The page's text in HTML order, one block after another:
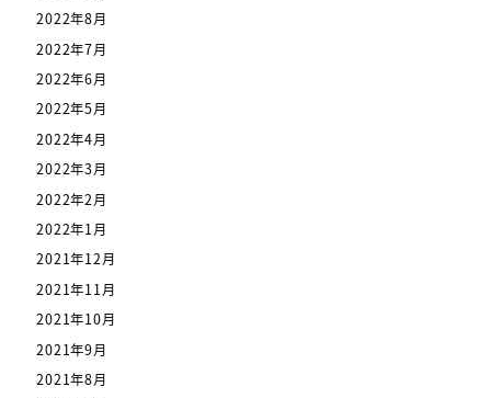
2022年8月
2022年7月
2022年6月
2022年5月
2022年4月
2022年3月
2022年2月
2022年1月
2021年12月
2021年11月
2021年10月
2021年9月
2021年8月